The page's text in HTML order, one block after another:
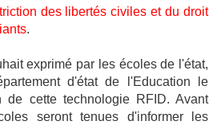
des libertés civiles et du droit
.
exprimé par les écoles de l'état,
d'état de l'Education le
de cette technologie RFID. Avant
seront tenues d'informer les